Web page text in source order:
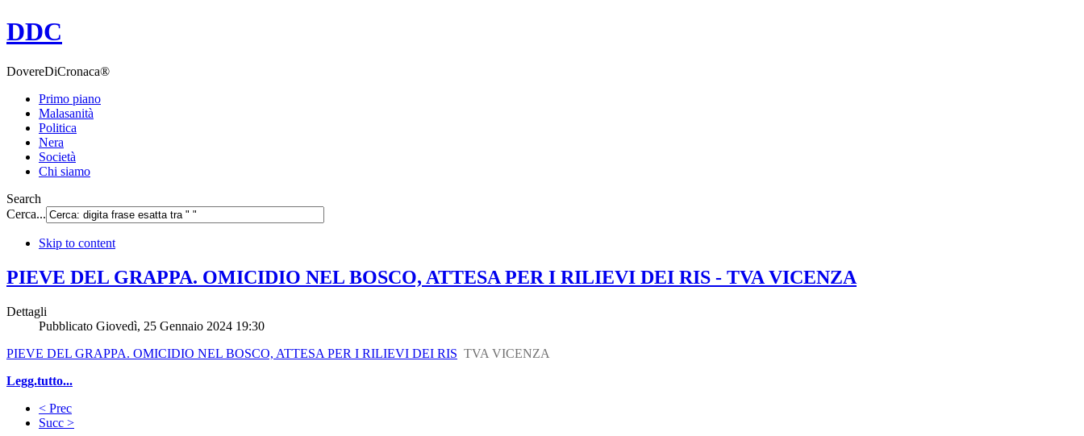
DDC
DovereDiCronaca®
Primo piano
Malasanità
Politica
Nera
Società
Chi siamo
Search
Cerca...
Skip to content
PIEVE DEL GRAPPA. OMICIDIO NEL BOSCO, ATTESA PER I RILIEVI DEI RIS - TVA VICENZA
Dettagli
Pubblicato Giovedì, 25 Gennaio 2024 19:30
PIEVE DEL GRAPPA. OMICIDIO NEL BOSCO, ATTESA PER I RILIEVI DEI RIS TVA VICENZA
Legg.tutto...
< Prec
Succ >